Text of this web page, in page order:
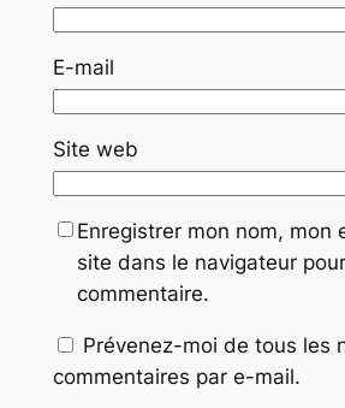
E-mail
Site web
Enregistrer mon nom, mon
site dans le navigateur
commentaire.
Prévenez-moi de tous les
commentaires par e-mail.